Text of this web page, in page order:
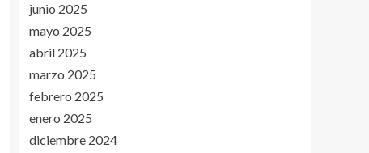
junio 2025
mayo 2025
abril 2025
marzo 2025
febrero 2025
enero 2025
diciembre 2024